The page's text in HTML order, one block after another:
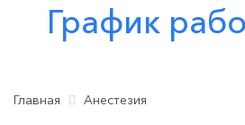
График
Главная Анестезия